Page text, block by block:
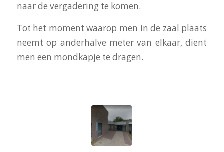
naar de vergadering te komen.
Tot het moment waarop men in de zaal plaats
neemt op anderhalve meter van elkaar, dient
men een mondkapje te dragen.